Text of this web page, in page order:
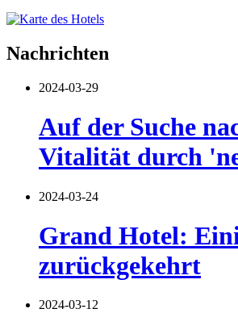
Nachrichten
2024-03-29
Auf der Suche
Vitalität durch
2024-03-24
Grand Hotel:
zurückgekehrt
2024-03-12